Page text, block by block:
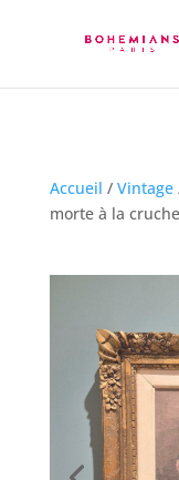
Accueil / Vintage
morte à la